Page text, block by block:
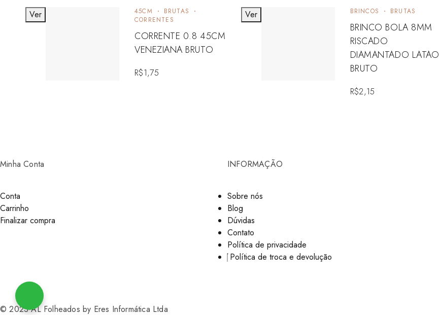
45CM
BRUTAS
CORRENTES
CORRENTE 0.8 45CM
VENEZIANA BRUTO
R$1,75
Ver BRINCOS BRUTAS
BRINCO BOLA 8MM
RISCADO
DIAMANTADO LATAO
BRUTO
R$2,15
Ver
Minha Conta
Conta
Carrinho
Finalizar compra
INFORMAÇÃO
Sobre nós
Blog
Dúvidas
Contato
Política de privacidade
Política de troca e devolução
© 2023 AL Folheados by Eres Informática Ltda